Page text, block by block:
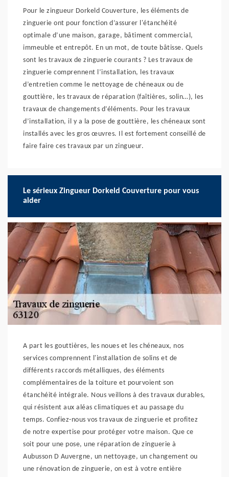
Pour le zingueur Dorkeld Couverture, les éléments de
zinguerie ont pour fonction d’assurer l'étanchéité
optimale d’une maison, garage, bâtiment commercial,
immeuble et entrepôt. En un mot, de toute bâtisse. Quels
sont les travaux de zinguerie courants ? Les travaux de
zinguerie comprennent l’installation, les travaux
d’entretien comme le nettoyage de chéneaux ou de
gouttière, les travaux de réparation (faîtières, solin…), les
travaux de changements d’éléments. Pour les travaux
d’installation, il y a la pose de gouttière, les chéneaux sont
installés avec les gros œuvres. Il est fortement conseillé de
faire faire ces travaux par un zingueur.
Le sérieux Zingueur Dorkeld Couverture pour vous
aider
A part les gouttières, les noues et les chéneaux, nos
services comprennent l'installation de solins et de
différents raccords métalliques, des éléments
complémentaires de la toiture et pourvoient son
étanchéité intégrale. Nous veillons à des travaux durables,
qui résistent aux aléas climatiques et au passage du
temps. Confiez-nous vos travaux de zinguerie et profitez
de notre expertise pour protéger votre maison. Que ce
soit pour une pose, une réparation de zinguerie à
Aubusson D Auvergne, un nettoyage, un changement ou
une rénovation de zinguerie, on est à votre entière